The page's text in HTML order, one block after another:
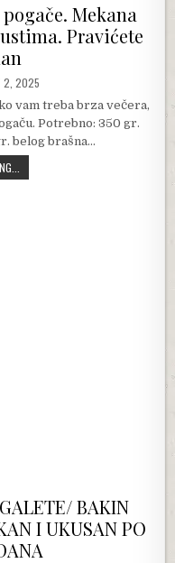
Mekana
Pravićete
DATE:
2, 2025
vam treba brza večera,
Potrebno: 350 gr.
belog brašna…
BAKIN
I UKUSAN PO